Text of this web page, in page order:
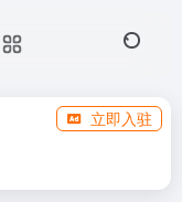
立即入驻